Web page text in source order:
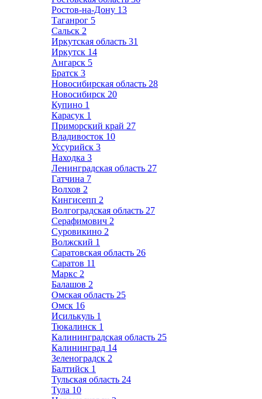
Ростов-на-Дону 13
Таганрог 5
Сальск 2
Иркутская область 31
Иркутск 14
Ангарск 5
Братск 3
Новосибирская область 28
Новосибирск 20
Купино 1
Карасук 1
Приморский край 27
Владивосток 10
Уссурийск 3
Находка 3
Ленинградская область 27
Гатчина 7
Волхов 2
Кингисепп 2
Волгоградская область 27
Серафимович 2
Суровикино 2
Волжский 1
Саратовская область 26
Саратов 11
Маркс 2
Балашов 2
Омская область 25
Омск 16
Исилькуль 1
Тюкалинск 1
Калининградская область 25
Калининград 14
Зеленоградск 2
Балтийск 1
Тульская область 24
Тула 10